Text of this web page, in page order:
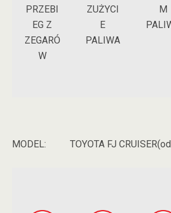
PRZEBI
EG Z
ZEGARÓ
W
ZUŻYCI
E
PALIWA
M
MODEL: TOYOTA FJ